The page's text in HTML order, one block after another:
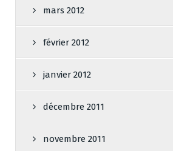
mars 2012
février 2012
janvier 2012
décembre 2011
novembre 2011